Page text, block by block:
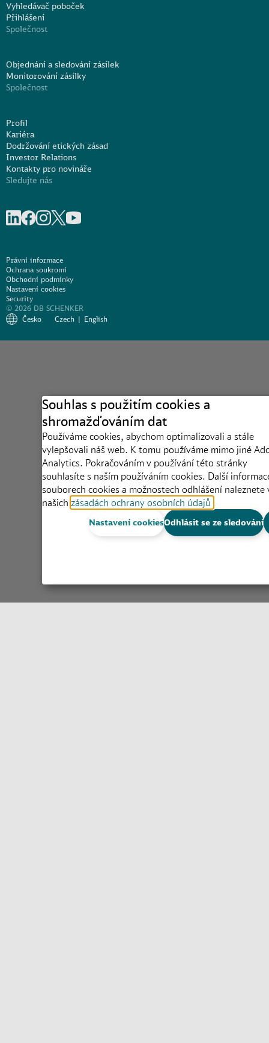
Souhlas s použitím cookies a
shromažďováním dat
Používáme cookies, abychom optimalizovali a stále
vylepšovali náš web. K tomu používáme mimo jiné
Analytics. Pokračováním v používání této stránky
souhlasíte s naším používáním cookies. Další
souborech cookies a možnostech odhlášení naleznete
našich zásadách ochrany osobních údajů .
Nastavení cookiesOdhlásit se ze sledování
Vyhledávač poboček
Přihlášení
Společnost
Objednání a sledování zásilek
Monitorování zásilky
Společnost
Profil
Kariéra
Dodržování etických zásad
Investor Relations
Kontakty pro novináře
Sledujte nás
Právní informace
Ochrana soukromí
Obchodní podmínky
Nastavení cookies
Security
© 2026 DB SCHENKER
Česko
Czech English